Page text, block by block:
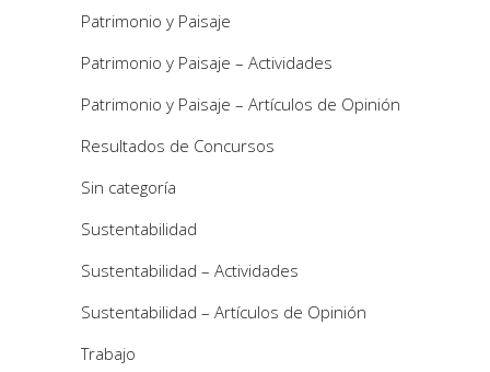
Patrimonio y Paisaje
Patrimonio y Paisaje – Actividades
Patrimonio y Paisaje – Artículos de Opinión
Resultados de Concursos
Sin categoría
Sustentabilidad
Sustentabilidad – Actividades
Sustentabilidad – Artículos de Opinión
Trabajo